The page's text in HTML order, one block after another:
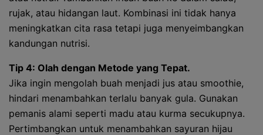
rujak, atau hidangan laut. Kombinasi ini tidak hanya
meningkatkan cita rasa tetapi juga menyeimbangkan
kandungan nutrisi.
Tip 4: Olah dengan Metode yang Tepat.
Jika ingin mengolah buah menjadi jus atau smoothie,
hindari menambahkan terlalu banyak gula. Gunakan
pemanis alami seperti madu atau kurma secukupnya.
Pertimbangkan untuk menambahkan sayuran hijau